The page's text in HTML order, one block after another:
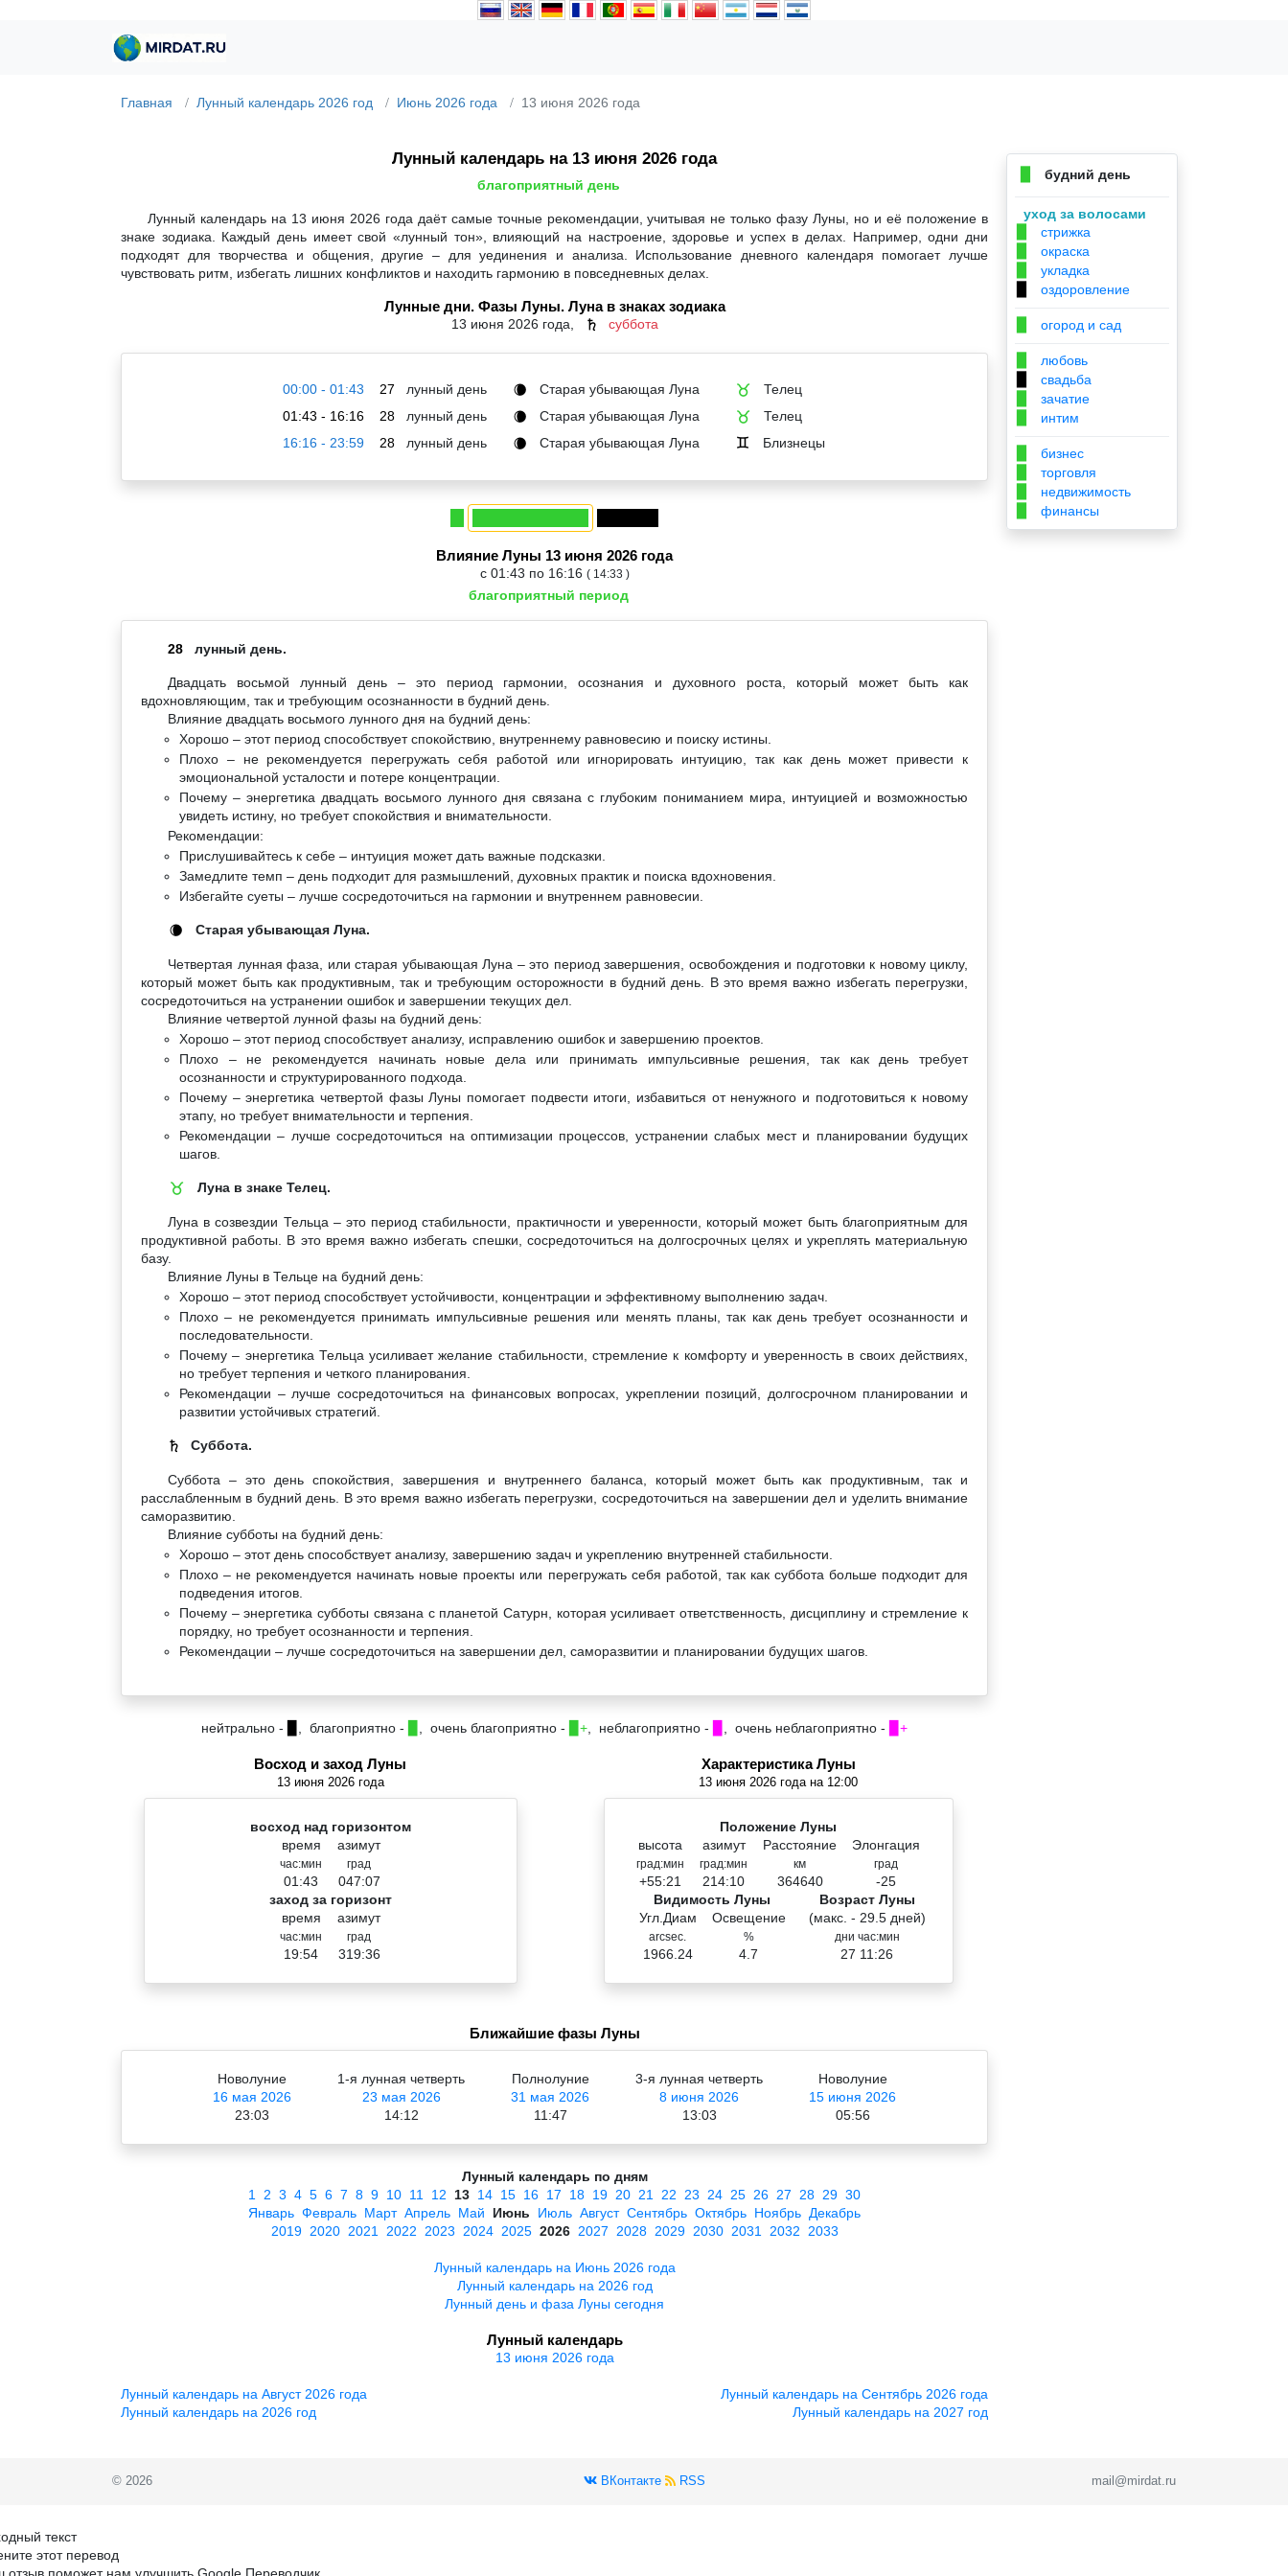
Главная Лунный календарь 2026 год Июнь 2026 года 13 июня 2026 года
Лунный календарь на 13 июня 2026 года
благоприятный день
Лунный календарь на 13 июня 2026 года даёт самые точные рекомендации, учитывая не только фазу Луны, но и её положение в
знаке зодиака. Каждый день имеет свой «лунный тон», влияющий на настроение, здоровье и успех в делах. Например, одни дни
подходят для творчества и общения, другие – для уединения и анализа. Использование дневного календаря помогает лучше
чувствовать ритм, избегать лишних конфликтов и находить гармонию в повседневных делах.
Лунные дни. Фазы Луны. Луна в знаках зодиака
13 июня 2026 года, ♄ суббота
00:00 - 01:43 27 лунный день 🌘 Старая убывающая Луна ♉
Телец
01:43 - 16:16
28 лунный день 🌘 Старая убывающая Луна ♉
Телец
16:16 - 23:59
28 лунный день 🌘 Старая убывающая Луна ♊ Близнецы
Влияние Луны 13 июня 2026 года
с 01:43 по 16:16 ( 14:33 )
благоприятный период
28 лунный день.
Двадцать восьмой лунный день – это период гармонии, осознания и духовного роста, который может быть как
вдохновляющим, так и требующим осознанности в будний день.
Влияние двадцать восьмого лунного дня на будний день:
Хорошо – этот период способствует спокойствию, внутреннему равновесию и поиску истины.
Плохо – не рекомендуется перегружать себя работой или игнорировать интуицию, так как день может привести к
эмоциональной усталости и потере концентрации.
Почему – энергетика двадцать восьмого лунного дня связана с глубоким пониманием мира, интуицией и возможностью
увидеть истину, но требует спокойствия и внимательности.
Рекомендации:
Прислушивайтесь к себе – интуиция может дать важные подсказки.
Замедлите темп – день подходит для размышлений, духовных практик и поиска вдохновения.
Избегайте суеты – лучше сосредоточиться на гармонии и внутреннем равновесии.
🌘 Старая убывающая Луна.
Четвертая лунная фаза, или старая убывающая Луна – это период завершения, освобождения и подготовки к новому циклу,
который может быть как продуктивным, так и требующим осторожности в будний день. В это время важно избегать перегрузки,
сосредоточиться на устранении ошибок и завершении текущих дел.
Влияние четвертой лунной фазы на будний день:
Хорошо – этот период способствует анализу, исправлению ошибок и завершению проектов.
Плохо – не рекомендуется начинать новые дела или принимать импульсивные решения, так как день требует
осознанности и структурированного подхода.
Почему – энергетика четвертой фазы Луны помогает подвести итоги, избавиться от ненужного и подготовиться к новому
этапу, но требует внимательности и терпения.
Рекомендации – лучше сосредоточиться на оптимизации процессов, устранении слабых мест и планировании будущих
шагов.
♉ Луна в знаке Телец.
Луна в созвездии Тельца – это период стабильности, практичности и уверенности, который может быть благоприятным для
продуктивной работы. В это время важно избегать спешки, сосредоточиться на долгосрочных целях и укреплять материальную
базу.
Влияние Луны в Тельце на будний день:
Хорошо – этот период способствует устойчивости, концентрации и эффективному выполнению задач.
Плохо – не рекомендуется принимать импульсивные решения или менять планы, так как день требует осознанности и
последовательности.
Почему – энергетика Тельца усиливает желание стабильности, стремление к комфорту и уверенность в своих действиях,
но требует терпения и четкого планирования.
Рекомендации – лучше сосредоточиться на финансовых вопросах, укреплении позиций, долгосрочном планировании и
развитии устойчивых стратегий.
♄ Суббота.
Суббота – это день спокойствия, завершения и внутреннего баланса, который может быть как продуктивным, так и
расслабленным в будний день. В это время важно избегать перегрузки, сосредоточиться на завершении дел и уделить внимание
саморазвитию.
Влияние субботы на будний день:
Хорошо – этот день способствует анализу, завершению задач и укреплению внутренней стабильности.
Плохо – не рекомендуется начинать новые проекты или перегружать себя работой, так как суббота больше подходит для
подведения итогов.
Почему – энергетика субботы связана с планетой Сатурн, которая усиливает ответственность, дисциплину и стремление к
порядку, но требует осознанности и терпения.
Рекомендации – лучше сосредоточиться на завершении дел, саморазвитии и планировании будущих шагов.
нейтрально - , благоприятно - , очень благоприятно - ▉+ , неблагоприятно - , очень неблагоприятно - ▉+
Восход и заход Луны
13 июня 2026 года
восход над горизонтом
время
час:мин
01:43
азимут
град
047:07
заход за горизонт
время
час:мин
19:54
азимут
град
319:36
Характеристика Луны
13 июня 2026 года на 12:00
Положение Луны
высота
град:мин
+55:21
азимут
град:мин
214:10
Расстояние
км
364640
Элонгация
град
-25
Видимость Луны
Угл.Диам
arcsec.
1966.24
Освещение
%
4.7
Возраст Луны
(макс. - 29.5 дней)
дни час:мин
27 11:26
Ближайшие фазы Луны
Новолуние
16 мая 2026
23:03
1-я лунная четверть
23 мая 2026
14:12
Полнолуние
31 мая 2026
11:47
3-я лунная четверть
8 июня 2026
13:03
Новолуние
15 июня 2026
05:56
Лунный календарь по дням
1
2 3 4 5 6 7 8 9 10 11 12 13 14 15 16 17 18 19 20 21 22 23 24 25 26 27 28 29 30
Январь Февраль Март Апрель Май Июнь Июль Август Сентябрь Октябрь Ноябрь Декабрь
2019 2020 2021 2022 2023 2024 2025 2026 2027 2028 2029 2030 2031 2032 2033
Лунный календарь на Июнь 2026 года
Лунный календарь на 2026 год
Лунный день и фаза Луны сегодня
Лунный календарь
13 июня 2026 года
Лунный календарь на Август 2026 года
Лунный календарь на 2026 год
Лунный календарь на Сентябрь 2026 года
Лунный календарь на 2027 год
будний день
уход за волосами
стрижка
окраска
укладка
оздоровление
огород и сад
любовь
свадьба
зачатие
интим
бизнес
торговля
недвижимость
финансы
© 2026 ВКонтакте RSS mail@mirdat.ru
текст
этот перевод